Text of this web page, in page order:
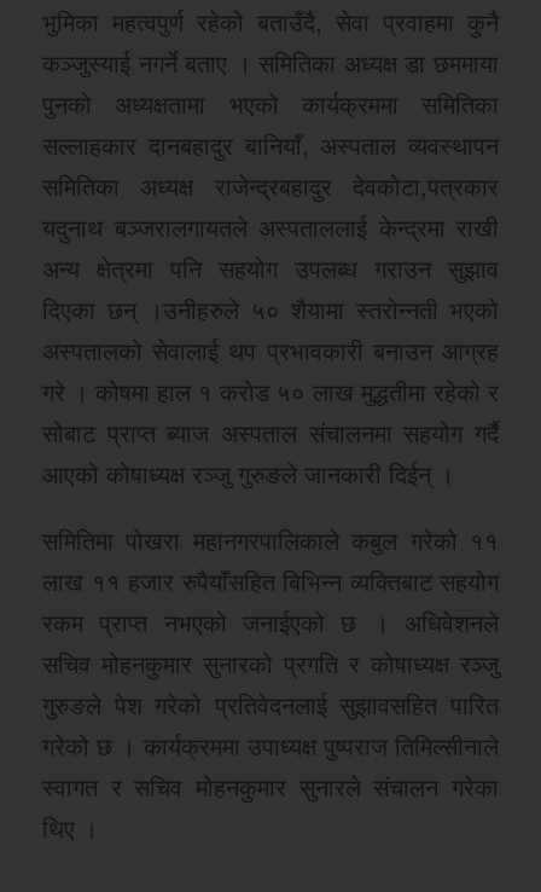
भुमिका महत्वपुर्ण रहेको बताउँदै, सेवा प्रवाहमा कुनै
कञ्जुस्याई नगर्ने बताए । समितिका अध्यक्ष डा छममाया
पुनको अध्यक्षतामा भएको कार्यक्रममा समितिका
सल्लाहकार दानबहादुर बानियाँ, अस्पताल व्यवस्थापन
समितिका अध्यक्ष राजेन्द्रबहादुर देवकोटा,पत्रकार
यदुनाथ बञ्जरालगायतले अस्पताललाई केन्द्रमा राखी
अन्य क्षेत्रमा पनि सहयोग उपलब्ध गराउन सुझाव
दिएका छन् ।उनीहरुले ५० शैयामा स्तरोन्नती भएको
अस्पतालको सेवालाई थप प्रभावकारी बनाउन आग्रह
गरे । कोषमा हाल १ करोड ५० लाख मुद्धतीमा रहेको र
सोबाट प्राप्त ब्याज अस्पताल संचालनमा सहयोग गर्दै
आएको कोषाध्यक्ष रञ्जु गुरुङले जानकारी दिईन् ।
समितिमा पोखरा महानगरपालिकाले कबुल गरेको ११
लाख ११ हजार रुपैयाँसहित बिभिन्न व्यक्तिबाट सहयोग
रकम प्राप्त नभएको जनाईएको छ । अधिवेशनले
सचिव मोहनकुमार सुनारको प्रगति र कोषाध्यक्ष रञ्जु
गुरुङले पेश गरेको प्रतिवेदनलाई सुझावसहित पारित
गरेको छ । कार्यक्रममा उपाध्यक्ष पुष्पराज तिमिल्सीनाले
स्वागत र सचिव मोहनकुमार सुनारले संचालन गरेका
थिए ।